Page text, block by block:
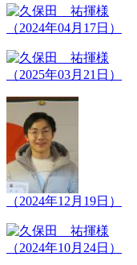
（2024年04月17日）
（2025年03月21日）
（2024年12月19日）
（2024年10月24日）